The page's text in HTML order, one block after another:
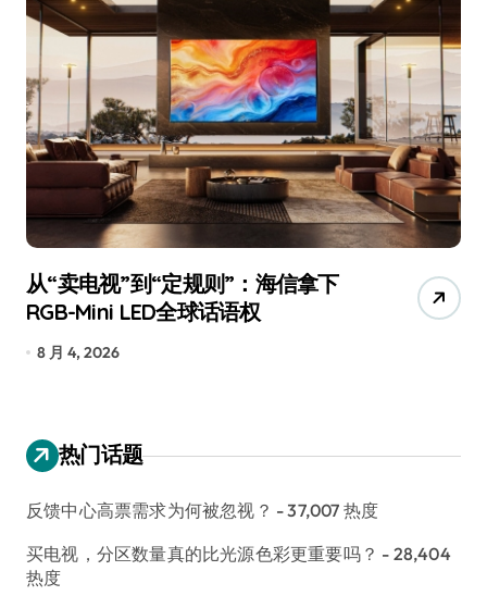
从“卖电视”到“定规则”：海信拿下
RGB-Mini LED全球话语权
8 月 4, 2026
热门话题
反馈中心高票需求为何被忽视？ - 37,007 热度
买电视，分区数量真的比光源色彩更重要吗？ - 28,404
热度